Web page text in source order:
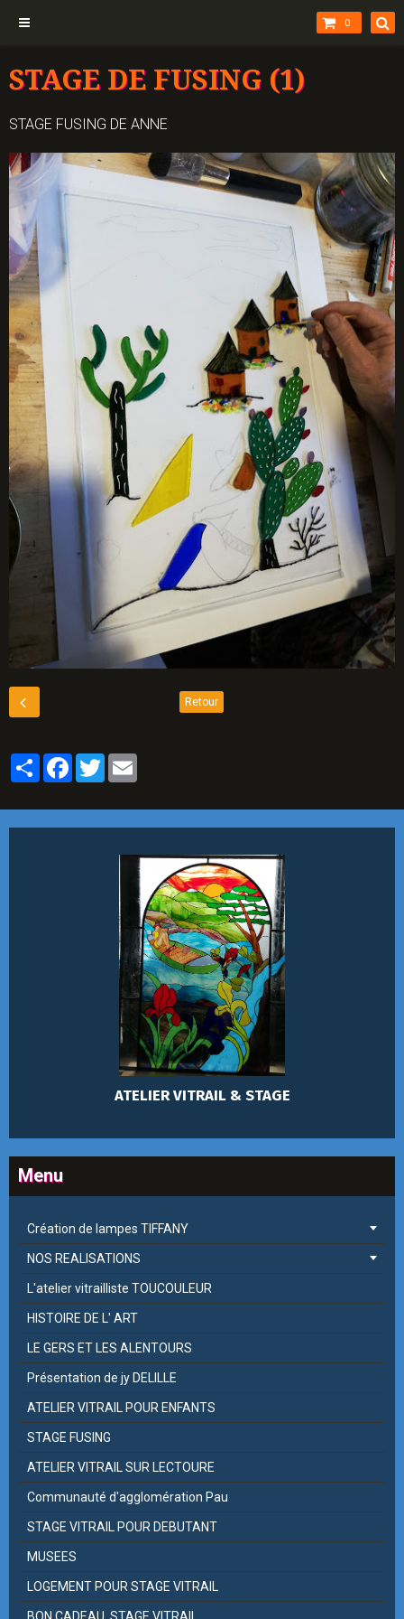
0
STAGE DE FUSING (1)
STAGE FUSING DE ANNE
Retour
PartagerFacebook
Twitter
ATELIER VITRAIL & STAGE
Menu
Création de lampes TIFFANY
NOS REALISATIONS
L'atelier vitrailliste TOUCOULEUR
HISTOIRE DE L' ART
LE GERS ET LES ALENTOURS
Présentation de jy DELILLE
ATELIER VITRAIL POUR ENFANTS
STAGE FUSING
ATELIER VITRAIL SUR LECTOURE
Communauté d'agglomération Pau
STAGE VITRAIL POUR DEBUTANT
MUSEES
LOGEMENT POUR STAGE VITRAIL